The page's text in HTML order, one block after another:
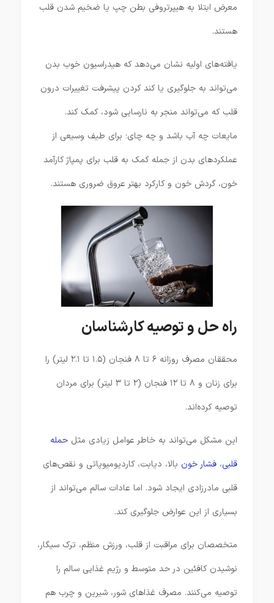
معرض ابتلا به هیپرتروفی بطن چپ یا ضخیم شدن قلب
هستند.
یافته‌های اولیه نشان می‌دهد که هیدراسیون خوب بدن
می‌تواند به جلوگیری یا کند کردن پیشرفت تغییرات درون
قلب که می‌تواند منجر به نارسایی شود، کمک کند.
مایعات چه آب باشد و چه چای؛ برای طیف وسیعی از
عملکردهای بدن از جمله کمک به قلب برای پمپاژ کارآمد
خون، گردش خون و کارکرد بهتر عروق ضروری هستند.
راه حل و توصیه کارشناسان
محققان مصرف روزانه ۶ تا ۸ فنجان (۱.۵ تا ۲.۱ لیتر) را
برای زنان و ۸ تا ۱۲ فنجان (۲ تا ۳ لیتر) برای مردان
توصیه کرده‌اند.
این مشکل می‌تواند به خاطر عوامل زیادی مثل حمله
قلبی، فشار خون بالا، دیابت، کاردیومیوپاتی و نقص‌های
قلبی مادرزادی ایجاد شود. اما عادات سالم می‌تواند از
بسیاری از این عوارض جلوگیری کند.
متخصصان برای مراقبت از قلب، ورزش منظم، ترک سیگار،
نوشیدن کافئین در حد متوسط و رژیم غذایی سالم را
توصیه می‌کنند. مصرف غذاهای شور، شیرین و چرب هم